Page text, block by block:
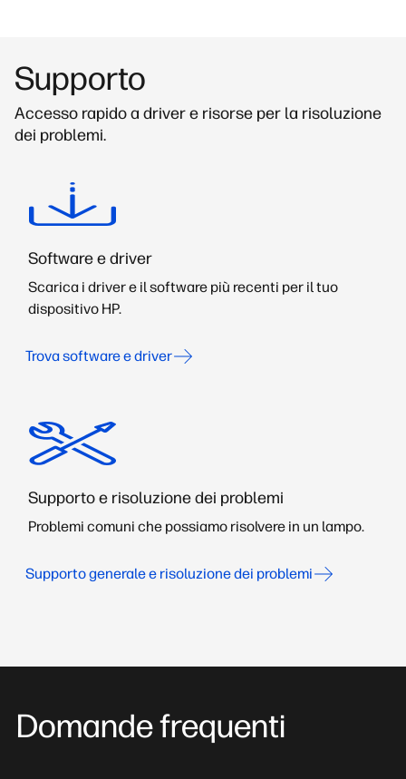
Supporto
Accesso rapido a driver e risorse per la risoluzione
dei problemi.
Software e driver
Scarica i driver e il software più recenti per il tuo
dispositivo HP.
Trova software e driver
Supporto e risoluzione dei problemi
Problemi comuni che possiamo risolvere in un lampo.
Supporto generale e risoluzione dei problemi
Domande frequenti